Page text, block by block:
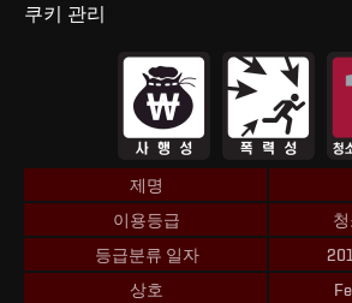
쿠키 관리
제명
이용등급
등급분류 일자
상호